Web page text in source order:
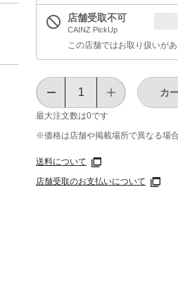
店舗受取不可
CAINZ PickUp
この店舗ではお取り扱いが
最大注文数は0です
カ
※価格は​店舗や​掲載場所で​異なる​場合
送料について
店舗受取のお支払いについて